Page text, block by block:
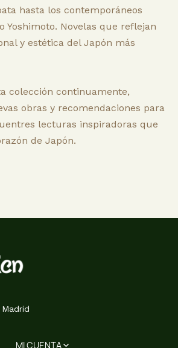
hasta los contemporáneos
Yoshimoto. Novelas que reflejan
y estética del Japón más
colección continuamente,
obras y recomendaciones para
lecturas inspiradoras que
de Japón.
MI CUENTA